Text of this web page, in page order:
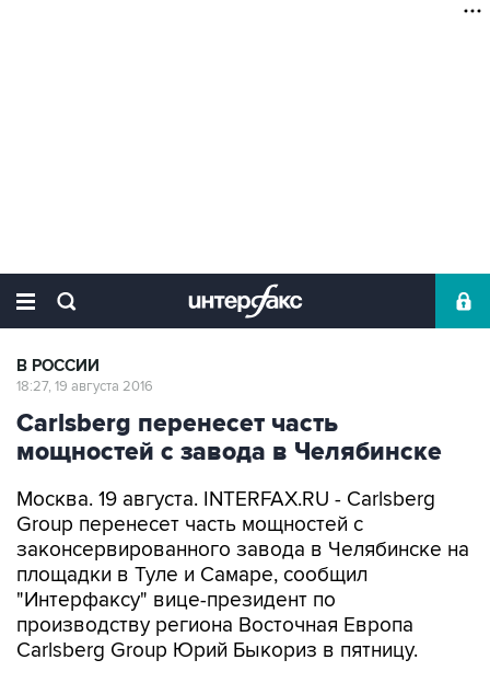
В РОССИИ
18:27, 19 августа 2016
Carlsberg перенесет часть
мощностей с завода в Челябинске
Москва. 19 августа. INTERFAX.RU - Carlsberg
Group перенесет часть мощностей с
законсервированного завода в Челябинске на
площадки в Туле и Самаре, сообщил
"Интерфаксу" вице-президент по
производству региона Восточная Европа
Carlsberg Group Юрий Быкориз в пятницу.